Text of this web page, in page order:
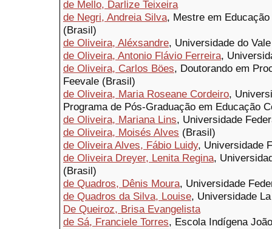
de Mello, Darlize Teixeira
de Negri, Andreia Silva, Mestre em
(Brasil)
de Oliveira, Aléxsandre, Universidade do
de Oliveira, Antonio Flávio Ferreira,
de Oliveira, Carlos Böes, Doutorando em
Feevale (Brasil)
de Oliveira, Maria Roseane Cordeiro,
Programa de Pós-Graduação em Educação
de Oliveira, Mariana Lins, Universidade
de Oliveira, Moisés Alves (Brasil)
de Oliveira Alves, Fábio Luidy, Universidade
de Oliveira Dreyer, Lenita Regina,
(Brasil)
de Quadros, Dênis Moura, Universidade
de Quadros da Silva, Louise, Universidade
De Queiroz, Brisa Evangelista
de Sá, Franciele Torres, Escola Indígena